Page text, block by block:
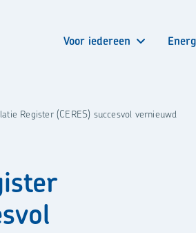
Voor iedereen
Register (CERES) succesvol vernieuwd